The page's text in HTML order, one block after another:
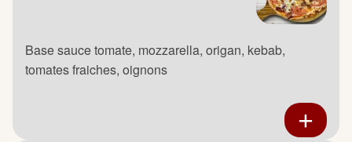
Base sauce tomate, mozzarella, origan, kebab,
tomates fraiches, oignons